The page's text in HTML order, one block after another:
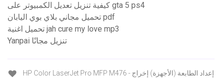
كيفية تنزيل تعديل الكمبيوتر على gta 5 ps4
تحميل مجاني بلاي بوي اليابان pdf
تحميل اغنية jah cure my love mp3
Yanpai تنزيل مجانًا
HP Color LaserJet Pro MFP M476 - إعداد الطابعة (الأجهزة) إخراج